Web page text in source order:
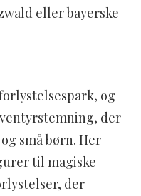
eller bayerske
og
der
små børn. Her
til magiske
der